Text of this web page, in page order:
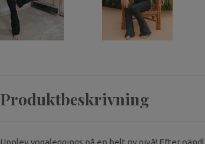
Produktbeskrivning
Upplev yogaleggings på en helt ny nivå! Efter